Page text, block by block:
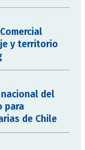
y territorio
del
para
de Chile